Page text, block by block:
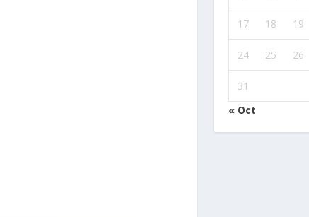
17 18 19
24 25 26
31
« Oct